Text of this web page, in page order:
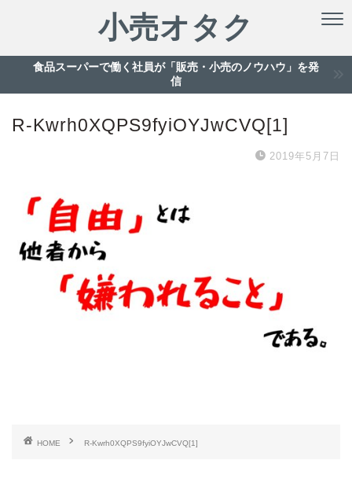
小売オタク
食品スーパーで働く社員が「販売・小売のノウハウ」を発
信
R-Kwrh0XQPS9fyiOYJwCVQ[1]
2019年5月7日
HOME R-Kwrh0XQPS9fyiOYJwCVQ[1]